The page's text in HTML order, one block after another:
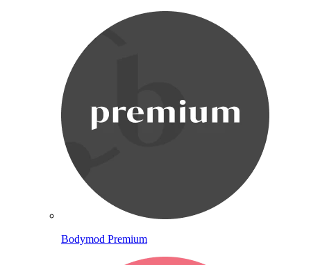
Bodymod Premium